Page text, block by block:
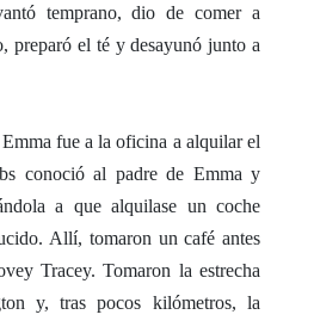
temprano, dio de comer a
preparó el té y desayunó junto a
fue a la oficina a alquilar el
conoció al padre de Emma y
a que alquilase un coche
Allí, tomaron un café antes
Tracey. Tomaron la estrecha
y, tras pocos kilómetros, la